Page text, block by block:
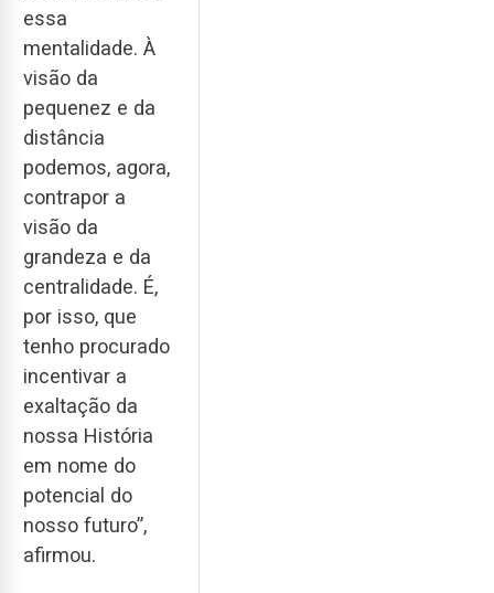
essa
mentalidade. À
visão da
pequenez e da
distância
podemos, agora,
contrapor a
visão da
grandeza e da
centralidade. É,
por isso, que
tenho procurado
incentivar a
exaltação da
nossa História
em nome do
potencial do
nosso futuro”,
afirmou.